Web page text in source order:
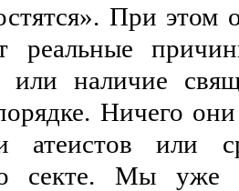
При этом
реальные
или наличие
Ничего
атеистов или
секте. Мы уже